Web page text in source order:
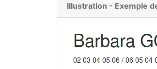
Illustration - Exemple